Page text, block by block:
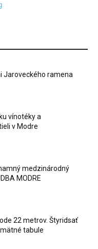
Jaroveckého ramena
vínotéky a
v Modre
medzinárodný
MODRE
22 metrov. Štyridsať
tabule